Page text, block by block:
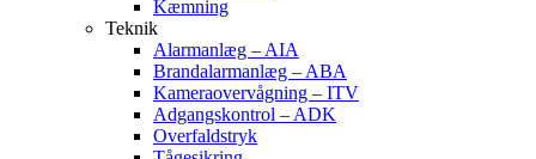
Kæmning
Teknik
Alarmanlæg – AIA
Brandalarmanlæg – ABA
Kameraovervågning – ITV
Adgangskontrol – ADK
Overfaldstryk